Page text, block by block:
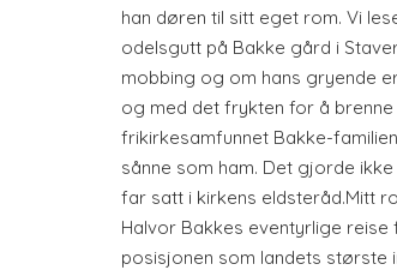
han døren til sitt eget rom. Vi
odelsgutt på Bakke gård i
mobbing og om hans gryende
og med det frykten for å
frikirkesamfunnet Bakke-
sånne som ham. Det gjorde
far satt i kirkens eldsteråd.Mitt
Halvor Bakkes eventyrlige
posisjonen som landets største